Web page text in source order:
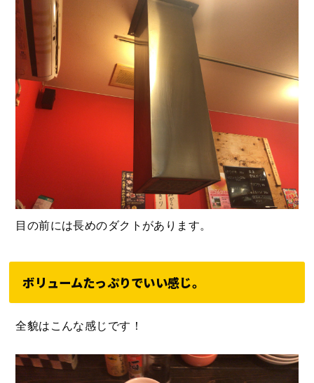
目の前には長めのダクトがあります。
ボリュームたっぷりでいい感じ。
全貌はこんな感じです！